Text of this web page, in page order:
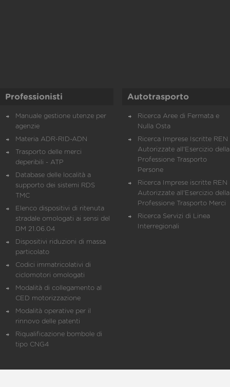
Professionisti
Manuale gestione utenze per
agenzie
Materia ADR-RID-ADN
Trasporto delle merci
deperibili - ATP
Database delle località a
supporto dei sistemi RDS
TMC
Elenco dispositivi di ritenuta
stradale omologati ai sensi del
DM 21.06.04
Dispositivi riduzioni di massa
particolato
Codici immatricolativi di
ciclomotori omologati
Modalità di collegamento al
CED motorizzazione
Modalità operative per il
rinnovo delle patenti
Riqualificazione bombole di
tipo CNG4
Autotrasporto
Ricerca Aree di Fermata e
Nulla Osta
Ricerca Imprese Iscritte REN
Autorizzate all'Esercizio della
Professione Trasporto
Persone
Ricerca Imprese iscritte REN
Autorizzate all'Esercizio della
Professione Trasporto Merci
Ricerca Servizi di Linea
Interregionali